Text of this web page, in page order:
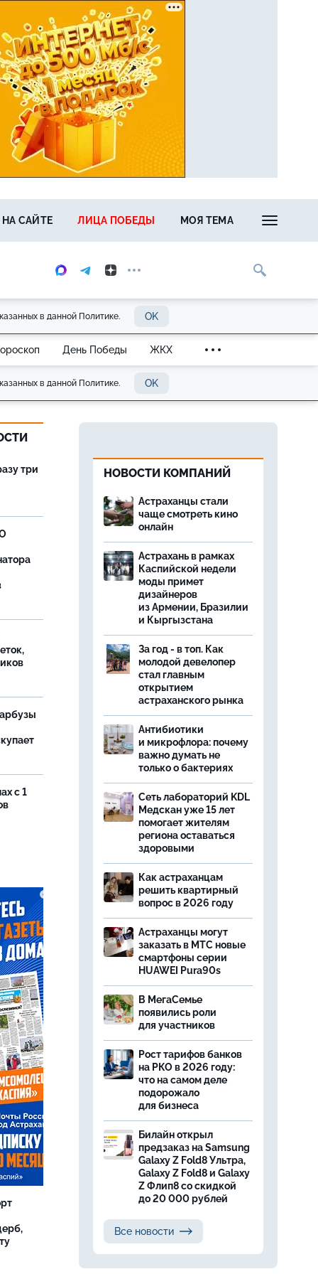
НА САЙТЕ ЛИЦА ПОБЕДЫ МОЯ ТЕМА
в данной Политике. OK
День Победы ЖКХ
в данной Политике. OK
три
с 1
НОВОСТИ КОМПАНИЙ
Астраханцы стали
чаще смотреть кино
онлайн
Астрахань в рамках
Каспийской недели
моды примет
дизайнеров
из Армении, Бразилии
и Кыргызстана
За год - в топ. Как
молодой девелопер
стал главным
открытием
астраханского рынка
Антибиотики
и микрофлора: почему
важно думать не
только о бактериях
Сеть лабораторий KDL
Медскан уже 15 лет
помогает жителям
региона оставаться
здоровыми
Как астраханцам
решить квартирный
вопрос в 2026 году
Астраханцы могут
заказать в МТС новые
смартфоны серии
HUAWEI Pura90s
В МегаСемье
появились роли
для участников
Рост тарифов банков
на РКО в 2026 году:
что на самом деле
подорожало
для бизнеса
Билайн открыл
предзаказ на Samsung
Galaxy Z Fold8 Ультра,
Galaxy Z Fold8 и Galaxy
Z Флип8 со скидкой
до 20 000 рублей
Все новости